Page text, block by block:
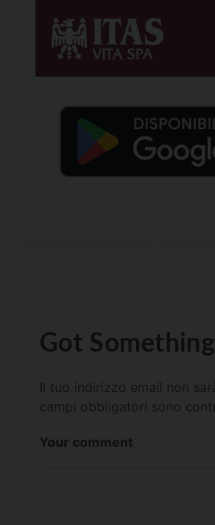
Got
Il tuo indirizzo email non
campi obbligatori sono
Your comment